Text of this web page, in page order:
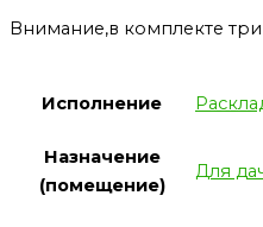
Внимание,в комплекте
Исполнение
Назначение
(помещение)
Для